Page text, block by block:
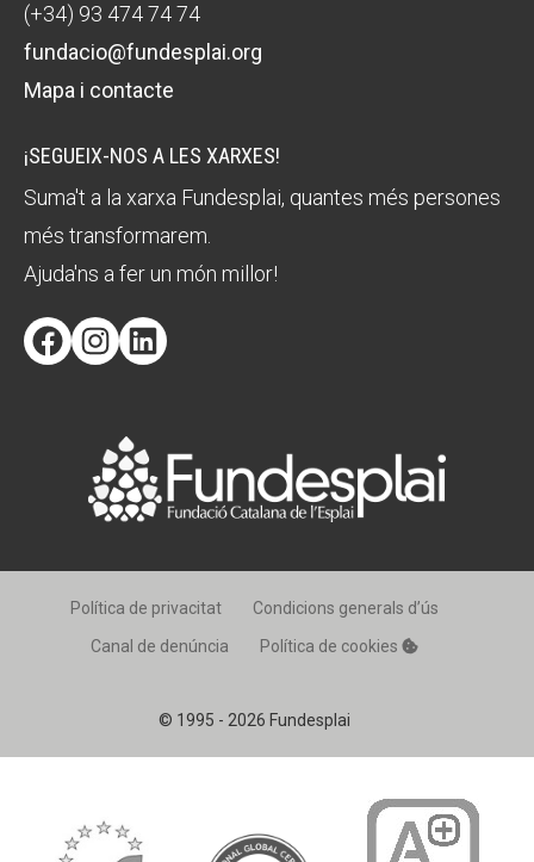
(+34) 93 474 74 74
fundacio@fundesplai.org
Mapa i contacte
¡SEGUEIX-NOS A LES XARXES!
Suma't a la xarxa Fundesplai, quantes més persones
més transformarem.
Ajuda'ns a fer un món millor!
FacebookInstagram
LinkedIn
© 1995 - 2026 Fundesplai
Política de privacitat
Condicions generals d’ús
Canal de denúncia
Política de cookies